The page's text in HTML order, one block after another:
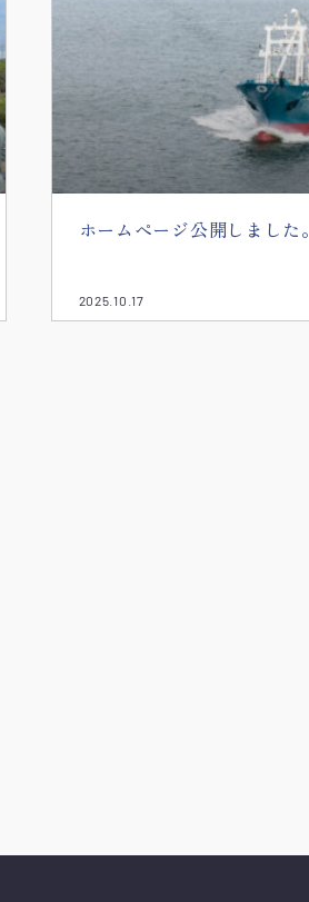
ホームページ公開しました。
2025.10.17